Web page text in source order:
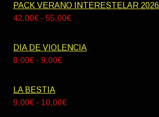
PACK VERANO INTERESTELAR 2026
42,00€ - 55,00€Rango
precios:
DIA DE VIOLENCIA
8,00€ - 9,00€Rango
desde
LA BESTIA
9,00€ - 10,00€Rango